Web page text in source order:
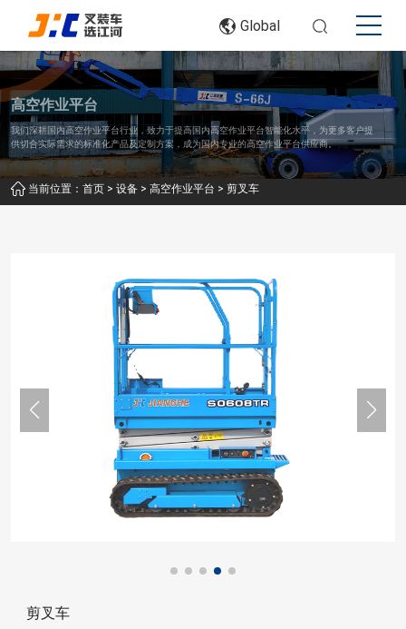
Global
高空作业平台
我们深耕国内高空作业平台行业，致力于提高国内高空作业平台智能化水平，为更多客户提
供切合实际需求的标准化产品及定制方案，成为国内专业的高空作业平台供应商。
当前位置： 首页 > 设备 > 高空作业平台 > 剪叉车
剪叉车